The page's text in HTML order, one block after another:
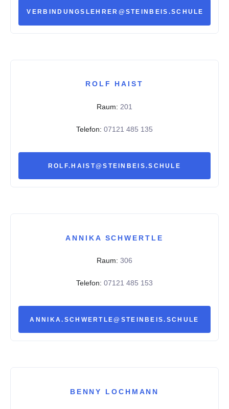
VERBINDUNGSLEHRER@STEINBEIS.SCHULE
ROLF HAIST
Raum: 201
Telefon: 07121 485 135
ROLF.HAIST@STEINBEIS.SCHULE
ANNIKA SCHWERTLE
Raum: 306
Telefon: 07121 485 153
ANNIKA.SCHWERTLE@STEINBEIS.SCHULE
BENNY LOCHMANN